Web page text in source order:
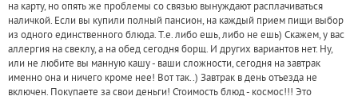
на карту, но опять же проблемы со связью вынуждают расплачиваться
наличкой. Если вы купили полный пансион, на каждый прием пищи выбор
из одного единственного блюда. Т.е. либо ешь, либо не ешь) Скажем, у вас
аллергия на свеклу, а на обед сегодня борщ. И других вариантов нет. Ну,
или не любите вы манную кашу - ваши сложности, сегодня на завтрак
именно она и ничего кроме нее! Вот так..) Завтрак в день отъезда не
включен. Покупаете за свои деньги! Стоимость блюд - космос!!! Это